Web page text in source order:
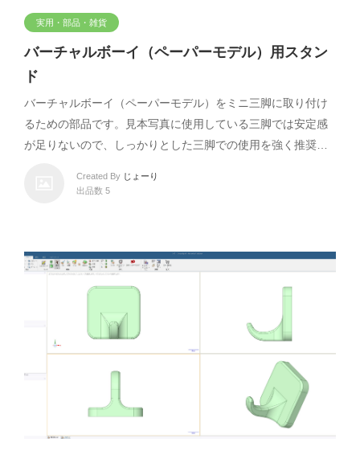
実用・部品・雑貨
バーチャルボーイ（ペーパーモデル）用スタン
ド
バーチャルボーイ（ペーパーモデル）をミニ三脚に取り付け
るための部品です。見本写真に使用している三脚では安定感
が足りないので、しっかりとした三脚での使用を強く推奨…
Created By じょーり
出品数 5